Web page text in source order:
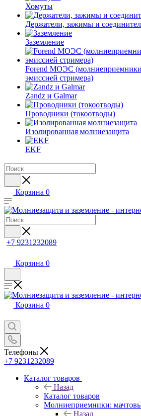
Хомуты
Держатели, зажимы и
Заземление
Forend МОЭС
эмиссией стримера)
Zandz и Galmar
Проводники (токоотводы)
Изолированная молниезащита
EKF
Корзина 0
+7 9231232089
Корзина 0
Корзина 0
Телефоны
+7 9231232089
Каталог товаров
Назад
Каталог товаров
Молниеприемники:
Назад